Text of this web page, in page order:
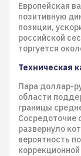
Европейская
позитивную
позиции,
российской
торгуется
Техническая
Пара доллар-
области
границы
Сосредоточие
развернуло
вероятность